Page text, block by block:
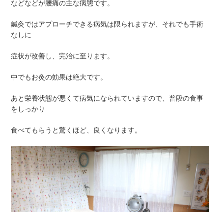
などなどが腰痛の主な病態です。
鍼灸ではアプローチできる病気は限られますが、それでも手術
なしに
症状が改善し、完治に至ります。
中でもお灸の効果は絶大です。
あと栄養状態が悪くて病気になられていますので、普段の食事
をしっかり
食べてもらうと驚くほど、良くなります。